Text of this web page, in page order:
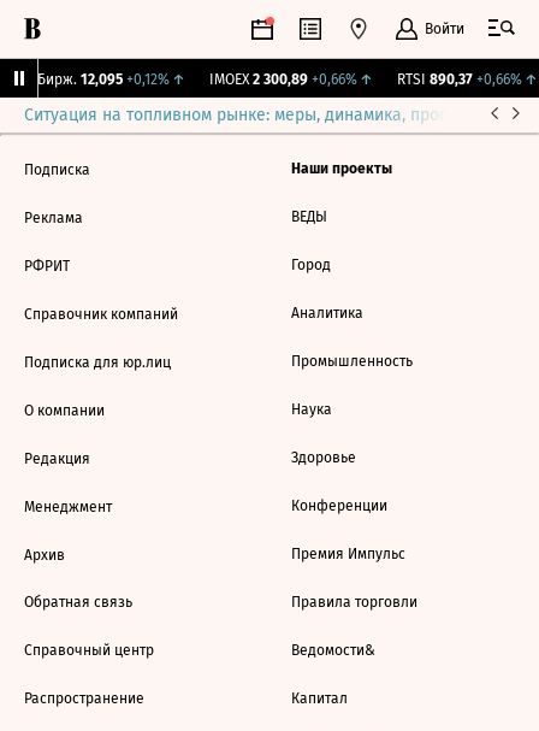
Войти
CNY Бирж. 12,095 +0,12%↑ IMOEX 2 300,89 +0,66%↑ RTSI 890,37 +0,66%↑
Ситуация на топливном рынке: меры, динамика, прогнозы
Подписка
Реклама
РФРИТ
Справочник компаний
Подписка для юр.лиц
О компании
Редакция
Менеджмент
Архив
Обратная связь
Справочный центр
Распространение
Наши проекты
ВЕДЫ
Город
Аналитика
Промышленность
Наука
Здоровье
Конференции
Премия Импульс
Правила торговли
Ведомости&
Капитал